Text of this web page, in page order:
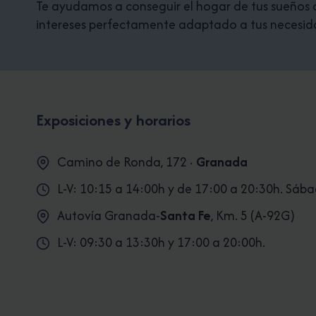
MÁRMOL
CALACATTA
ITALIANO).
Te ayudamos a conseguir el hogar de tus
intereses perfectamente adaptado a tus
Exposiciones y horarios
Camino de Ronda, 172 · Granada
L-V: 10:15 a 14:00h y de 17:00 a 20:30h.
Autovía Granada-Santa Fe, Km. 5 (A-92G)
L-V: 09:30 a 13:30h y 17:00 a 20:00h.